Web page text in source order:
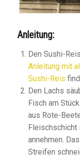
Anleitung:
Den Sushi-
Anleitung mit
Sushi-Reis
Den Lachs
Fisch am
aus Rote-
annehmen.
Streifen